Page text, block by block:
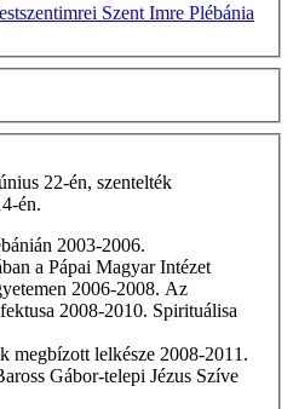
Szent Imre Plébánia
22-én, szentelték
én.
2003-2006.
a Pápai Magyar Intézet
2006-2008. Az
2008-2010. Spirituálisa
megbízott lelkésze 2008-2011.
Gábor-telepi Jézus Szíve